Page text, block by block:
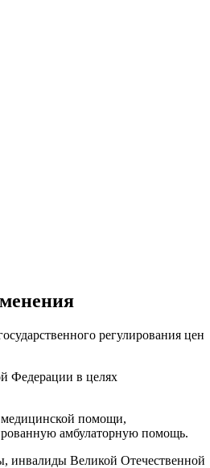
регулирования цен
Федерации в целях
помощи,
амбулаторную помощь.
инвалиды Великой Отечественной